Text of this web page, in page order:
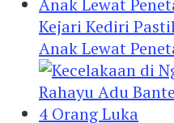
Kejari Kediri
Anak Lewat